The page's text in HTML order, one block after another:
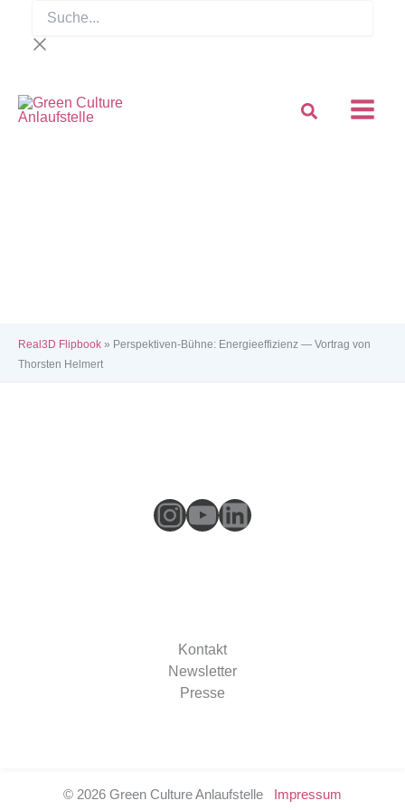
springen
Real3D Flipbook » Perspektiven-Bühne: Energieeffizienz — Vortrag von
Thorsten Helmert
Instagram
YouTube
LinkedIn
Kontakt
Newsletter
Presse
© 2026 Green Culture Anlaufstelle
Impressum